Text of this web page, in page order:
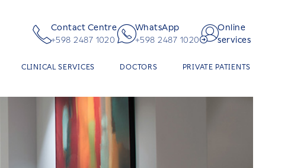
Contact Centre
+598 2487 1020
WhatsApp
+598 2487 1020
Online
services
CLINICAL SERVICES DOCTORS PRIVATE PATIENTS